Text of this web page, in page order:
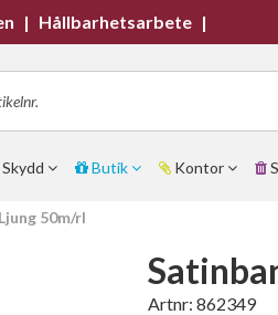
50m/rl
Artnr: 862349
| Hållbarhetsarbete |
Skydd Butik Kontor